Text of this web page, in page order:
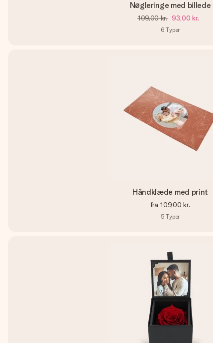
Nøgleringe med billede
109,00 kr. 93,00 kr.
6 Typer
Håndklæde med print
fra 109,00 kr.
5 Typer